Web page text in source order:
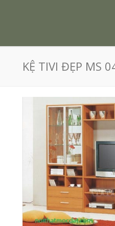
KỆ TIVI ĐẸP MS